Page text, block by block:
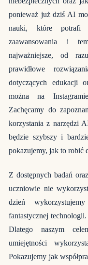
ponieważ już dziś AI
nauki, które potrafi
zaawansowania i
najważniejsze, od
prawidłowe
dotyczących edukacji
można na
Zachęcamy do
korzystania z narzędzi
będzie szybszy i
pokazujemy, jak to robić
Z dostępnych badań
uczniowie nie
dzień
fantastycznej
Dlatego naszym
umiejętności
Pokazujemy jak